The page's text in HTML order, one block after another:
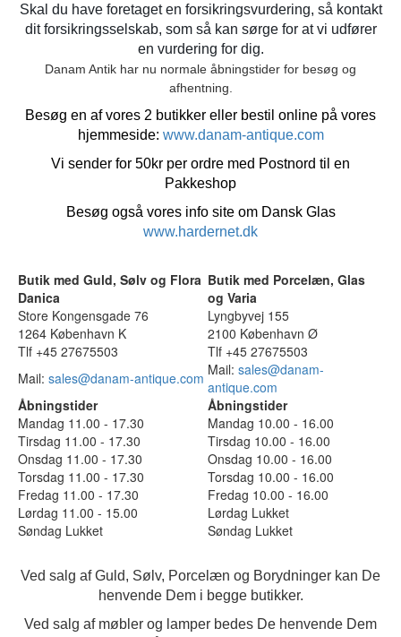
Skal du have foretaget en forsikringsvurdering, så kontakt
dit forsikringsselskab, som så kan sørge for at vi udfører
en vurdering for dig.
Danam Antik har nu normale åbningstider for besøg og
afhentning.
Besøg en af vores 2 butikker eller bestil online på vores
hjemmeside: www.danam-antique.com
Vi sender for 50kr per ordre med Postnord til en
Pakkeshop
Besøg også vores info site om Dansk Glas
www.hardernet.dk
Butik med Guld, Sølv og Flora
Danica
Butik med Porcelæn, Glas
og Varia
Store Kongensgade 76
Lyngbyvej 155
1264 København K
2100 København Ø
Tlf +45 27675503
Tlf +45 27675503
Mail: sales@danam-antique.com Mail: sales@danam-
antique.com
Åbningstider
Åbningstider
Mandag 11.00 - 17.30
Mandag 10.00 - 16.00
Tirsdag 11.00 - 17.30
Tirsdag 10.00 - 16.00
Onsdag 11.00 - 17.30
Onsdag 10.00 - 16.00
Torsdag 11.00 - 17.30
Torsdag 10.00 - 16.00
Fredag 11.00 - 17.30
Fredag 10.00 - 16.00
Lørdag 11.00 - 15.00
Lørdag Lukket
Søndag Lukket
Søndag Lukket
Ved salg af Guld, Sølv, Porcelæn og Borydninger kan De
henvende Dem i begge butikker.
Ved salg af møbler og lamper bedes De henvende Dem